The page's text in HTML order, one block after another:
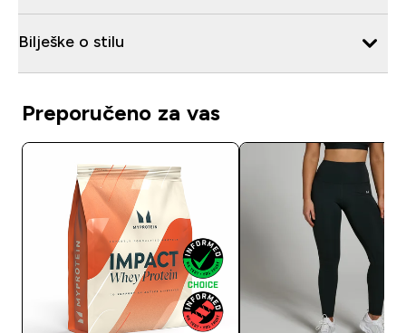
Bilješke o stilu
Preporučeno za vas